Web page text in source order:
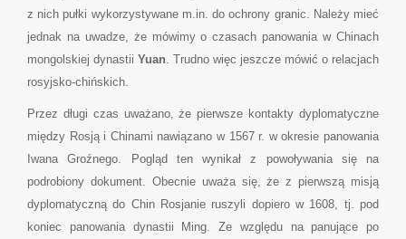
z nich pułki wykorzystywane m.in. do ochrony granic. Należy mieć
jednak na uwadze, że mówimy o czasach panowania w Chinach
mongolskiej dynastii Yuan . Trudno więc jeszcze mówić o relacjach
rosyjsko-chińskich.
Przez długi czas uważano, że pierwsze kontakty dyplomatyczne
między Rosją i Chinami nawiązano w 1567 r. w okresie panowania
Iwana Groźnego. Pogląd ten wynikał z powoływania się na
podrobiony dokument. Obecnie uważa się, że z pierwszą misją
dyplomatyczną do Chin Rosjanie ruszyli dopiero w 1608, tj. pod
koniec panowania dynastii Ming. Ze względu na panujące po